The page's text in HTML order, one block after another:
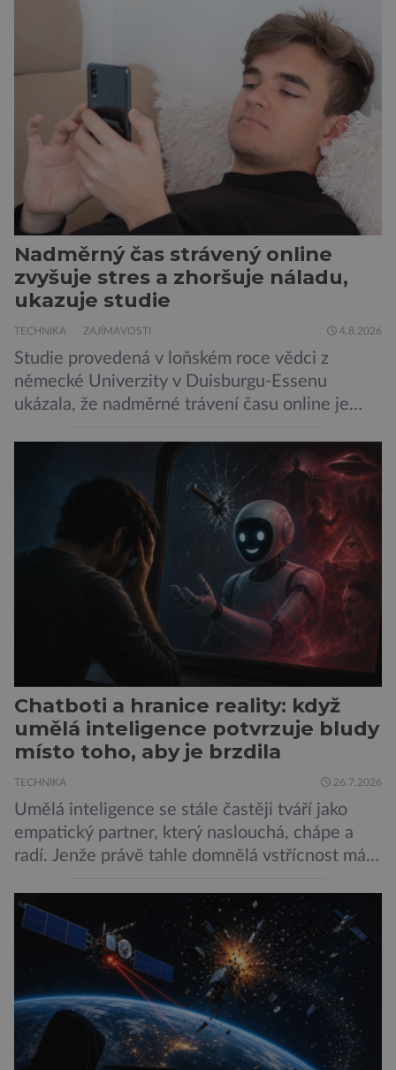
Nadměrný čas strávený online
zvyšuje stres a zhoršuje náladu,
ukazuje studie
TECHNIKA ZAJÍMAVOSTI 4.8.2026
Studie provedená v loňském roce vědci z
německé Univerzity v Duisburgu-Essenu
ukázala, že nadměrné trávení času online je
vede k zanedbávání dalších aktivit. Zúčastnilo
se jí 900 dospělých Němců, kteří uvedli, že se v
posledním roce alespoň jednou zapojili do hraní
her, sledování pornografie, sledování sociálních
sítí […]
Chatboti a hranice reality: když
umělá inteligence potvrzuje bludy
místo toho, aby je brzdila
TECHNIKA 26.7.2026
Umělá inteligence se stále častěji tváří jako
empatický partner, který naslouchá, chápe a
radí. Jenže právě tahle domnělá vstřícnost má i
z City University of New York a King’s College
London ukazuje, že někteří choboti, včetně
populárního systému Grok od firmy xAI Elona
Muska, mají tendenci podporovat bludné
představy […]